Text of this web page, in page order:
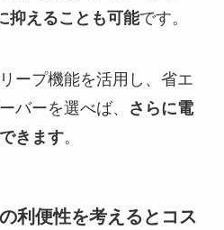
抑えることも可能です。
ープ機能を活用し、省エ
バーを選べば、
さらに電
きます。
利便性を考えるとコス